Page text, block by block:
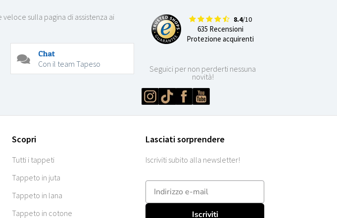
sulla pagina di assistenza ai
Chat
Con il team Tapeso
8.4/10
635 Recensioni
Protezione acquirenti
Seguici per non perderti nessuna
novità!
Scopri
Tutti i tappeti
Tappeto in juta
Tappeto in lana
Tappeto in cotone
Lasciati sorprendere
Iscriviti subito alla newsletter!
E-mailadres
Iscriviti